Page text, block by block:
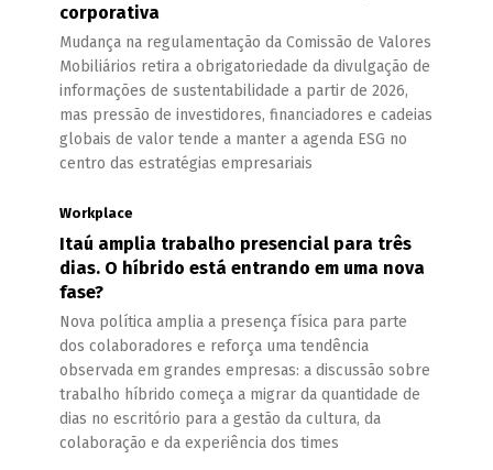
corporativa
Mudança na regulamentação da Comissão de Valores
Mobiliários retira a obrigatoriedade da divulgação de
informações de sustentabilidade a partir de 2026,
mas pressão de investidores, financiadores e cadeias
globais de valor tende a manter a agenda ESG no
centro das estratégias empresariais
Workplace
Itaú amplia trabalho presencial para três
dias. O híbrido está entrando em uma nova
fase?
Nova política amplia a presença física para parte
dos colaboradores e reforça uma tendência
observada em grandes empresas: a discussão sobre
trabalho híbrido começa a migrar da quantidade de
dias no escritório para a gestão da cultura, da
colaboração e da experiência dos times